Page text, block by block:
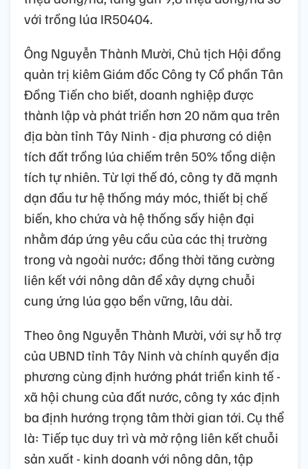
với trồng lúa IR50404.
Ông Nguyễn Thành Mười, Chủ tịch Hội đồng
quản trị kiêm Giám đốc Công ty Cổ phần Tân
Đồng Tiến cho biết, doanh nghiệp được
thành lập và phát triển hơn 20 năm qua trên
địa bàn tỉnh Tây Ninh - địa phương có diện
tích đất trồng lúa chiếm trên 50% tổng diện
tích tự nhiên. Từ lợi thế đó, công ty đã mạnh
dạn đầu tư hệ thống máy móc, thiết bị chế
biến, kho chứa và hệ thống sấy hiện đại
nhằm đáp ứng yêu cầu của các thị trường
trong và ngoài nước; đồng thời tăng cường
liên kết với nông dân để xây dựng chuỗi
cung ứng lúa gạo bền vững, lâu dài.
Theo ông Nguyễn Thành Mười, với sự hỗ trợ
của UBND tỉnh Tây Ninh và chính quyền địa
phương cùng định hướng phát triển kinh tế -
xã hội chung của đất nước, công ty xác định
ba định hướng trọng tâm thời gian tới. Cụ thể
là: Tiếp tục duy trì và mở rộng liên kết chuỗi
sản xuất - kinh doanh với nông dân, tập